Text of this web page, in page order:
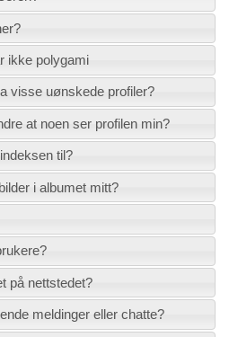
ikke polygami
visse uønskede profiler?
at noen ser profilen min?
til?
i albumet mitt?
på nettstedet?
meldinger eller chatte?